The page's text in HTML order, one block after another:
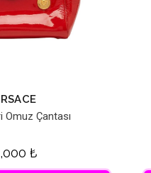
Omuz Çantası
₺